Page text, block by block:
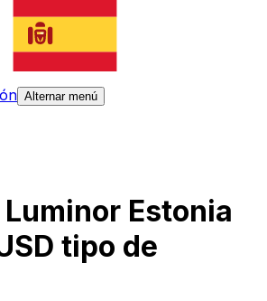
Alternar menú
Estonia
tipo de